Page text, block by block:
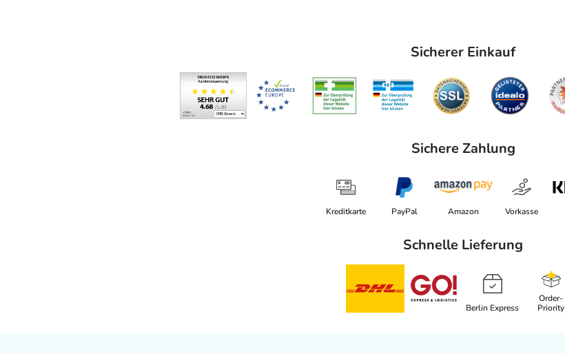
Sicherer Einkauf
Sichere Zahlung
Kreditkarte PayPal Amazon Vorkasse
Schnelle Lieferung
Berlin Express
Order-
Priority